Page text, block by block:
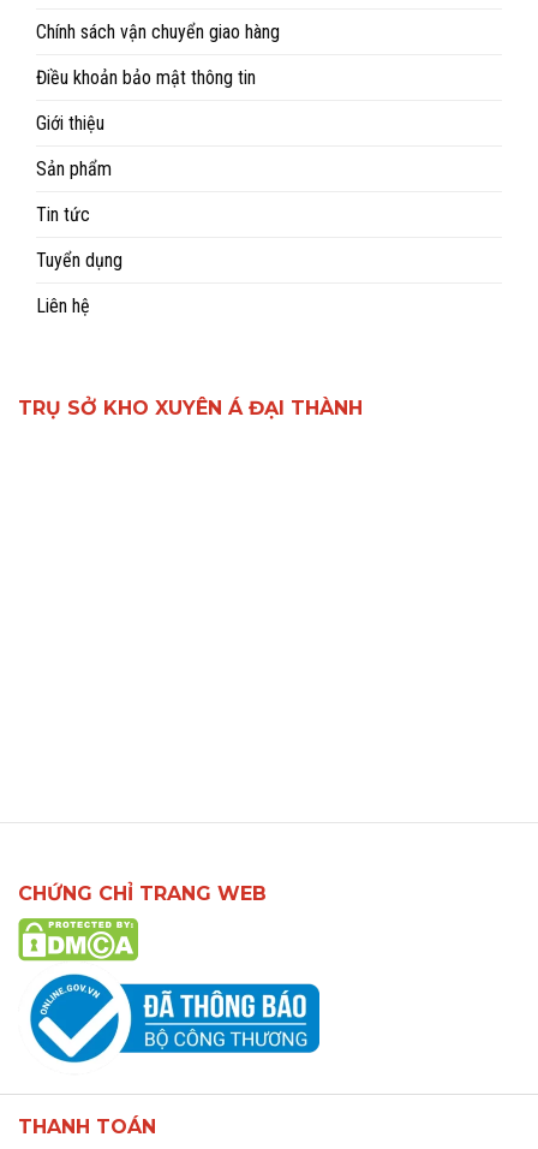
Chính sách vận chuyển giao hàng
Điều khoản bảo mật thông tin
Giới thiệu
Sản phẩm
Tin tức
Tuyển dụng
Liên hệ
TRỤ SỞ KHO XUYÊN Á ĐẠI THÀNH
CHỨNG CHỈ TRANG WEB
THANH TOÁN